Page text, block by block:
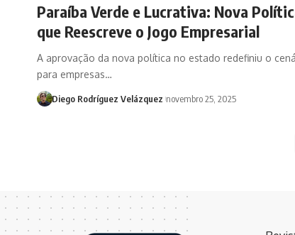
Paraíba Verde e Lucrativa: Nova
que Reescreve o Jogo Empresarial
A aprovação da nova política no estado redefiniu o
para empresas…
Diego Rodríguez Velázquez novembro 25, 2025